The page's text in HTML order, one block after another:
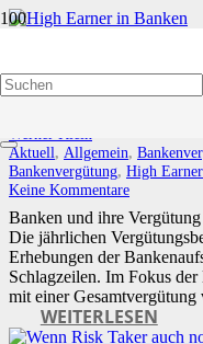
High Earner in
Werner Klein
Aktuell, Allgemein,
Bankenvergütung, High Earner
Keine Kommentare
Banken und ihre
Die jährlichen
Erhebungen der
Schlagzeilen. Im Fokus
mit einer
WEITERLESEN